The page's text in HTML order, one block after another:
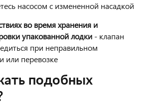
насосом с измененной насадкой
во время хранения и
упакованной лодки - клапан
при неправильном
или перевозке
подобных